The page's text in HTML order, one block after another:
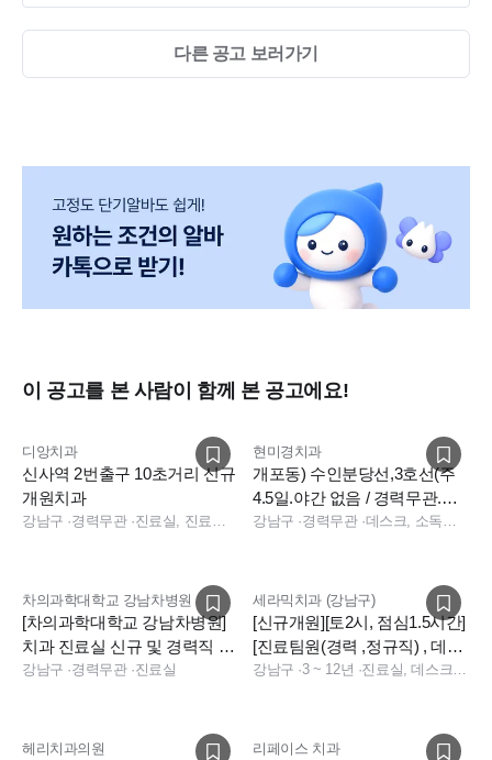
다른 공고 보러가기
이 공고를 본 사람이 함께 본 공고에요!
디앙치과
신사역 2번출구 10초거리 신규
개원치과
강남구 ·경력무관· 진료실, 진료팀장
현미경치과
개포동) 수인분당선,3호선(주
4.5일.야간 없음 / 경력무관.나
이무관) 정규직 구인합니다
강남구 ·경력무관· 데스크, 소독실, 진료실
차의과학대학교 강남차병원
[차의과학대학교 강남차병원]
치과 진료실 신규 및 경력직 채
용 (종합병원)
강남구 ·경력무관·진료실
세라믹치과 (강남구)
[신규개원][토2시, 점심1.5시간]
[진료팀원(경력 ,정규직) , 데스
크 충원합니다]
강남구 ·3 ~ 12년 · 진료실, 데스크, 데스크, 전화응대(CS), 기타
헤리치과의원 리페이스 치과